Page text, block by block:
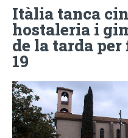
Itàlia tanca
hostaleria i
de la tarda
19